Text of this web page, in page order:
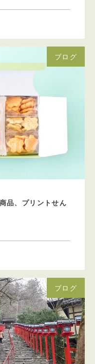
ブログ
品、プリントせん
ブログ